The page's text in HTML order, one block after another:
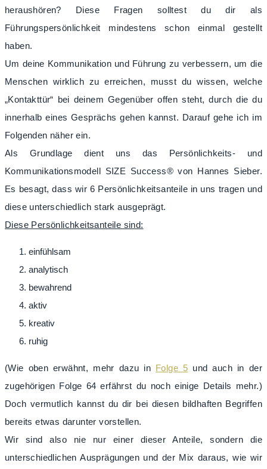
heraushören? Diese Fragen solltest du dir als
Führungspersönlichkeit mindestens schon einmal gestellt
haben.
Um deine Kommunikation und Führung zu verbessern, um die
Menschen wirklich zu erreichen, musst du wissen, welche
„Kontakttür“ bei deinem Gegenüber offen steht, durch die du
innerhalb eines Gesprächs gehen kannst. Darauf gehe ich im
Folgenden näher ein.
Als Grundlage dient uns das Persönlichkeits- und
Kommunikationsmodell SIZE Success® von Hannes Sieber.
Es besagt, dass wir 6 Persönlichkeitsanteile in uns tragen und
diese unterschiedlich stark ausgeprägt.
Diese Persönlichkeitsanteile sind:
einfühlsam
analytisch
bewahrend
aktiv
kreativ
ruhig
(Wie oben erwähnt, mehr dazu in Folge 5 und auch in der
zugehörigen Folge 64 erfährst du noch einige Details mehr.)
Doch vermutlich kannst du dir bei diesen bildhaften Begriffen
bereits etwas darunter vorstellen.
Wir sind also nie nur einer dieser Anteile, sondern die
unterschiedlichen Ausprägungen und der Mix daraus, wie wir